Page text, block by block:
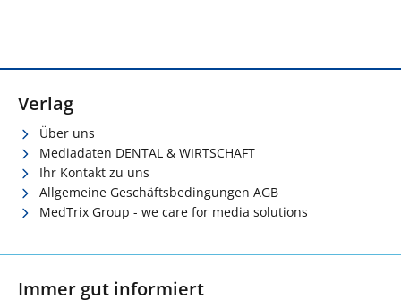
Verlag
Über uns
Mediadaten DENTAL & WIRTSCHAFT
Ihr Kontakt zu uns
Allgemeine Geschäftsbedingungen AGB
MedTrix Group - we care for media solutions
Immer gut informiert